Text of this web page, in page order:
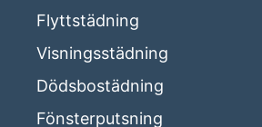
Flyttstädning
Visningsstädning
Dödsbostädning
Fönsterputsning